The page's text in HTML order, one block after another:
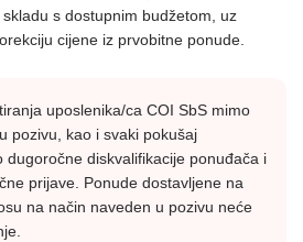
s dostupnim budžetom, uz
cijene iz prvobitne ponude.
uposlenika/ca COI SbS mimo
pozivu, kao i svaki pokušaj
dugoročne diskvalifikacije ponuđača i
prijave. Ponude dostavljene na
na način naveden u pozivu neće